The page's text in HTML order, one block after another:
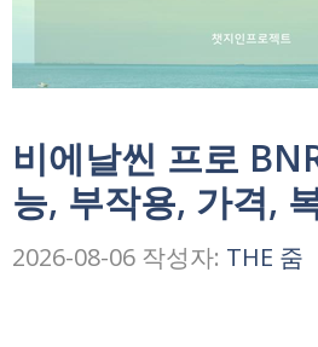
비에날씬 프로
능, 부작용, 가격,
2026-08-06 작성자: THE 줌